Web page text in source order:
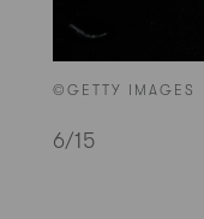
©GETTY IMAGES
6/15